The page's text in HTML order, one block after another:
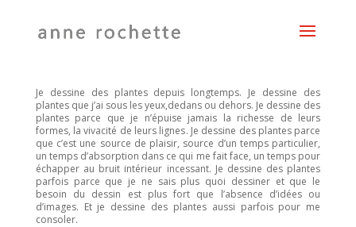
Je dessine des plantes depuis longtemps. Je dessine des
plantes que j’ai sous les yeux,dedans ou dehors. Je dessine des
plantes parce que je n’épuise jamais la richesse de leurs
formes, la vivacité de leurs lignes. Je dessine des plantes parce
que c’est une source de plaisir, source d’un temps particulier,
un temps d’absorption dans ce qui me fait face, un temps pour
échapper au bruit intérieur incessant. Je dessine des plantes
parfois parce que je ne sais plus quoi dessiner et que le
besoin du dessin est plus fort que l’absence d’idées ou
d’images. Et je dessine des plantes aussi parfois pour me
consoler.